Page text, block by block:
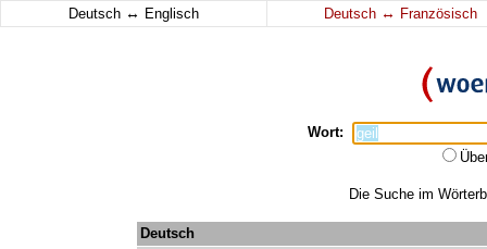
Deutsch ↔ Englisch Deutsch ↔ Französisch
Wort:
Die Suche im
Deutsch